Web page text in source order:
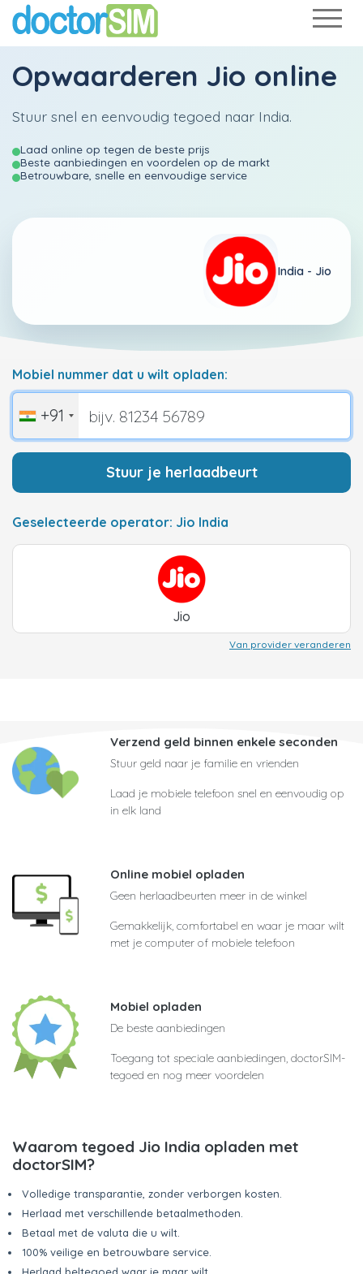
Opwaarderen Jio online
Stuur snel en eenvoudig tegoed naar India.
Laad online op tegen de beste prijs
Beste aanbiedingen en voordelen op de markt
Betrouwbare, snelle en eenvoudige service
India - Jio
Mobiel nummer dat u wilt opladen:
+91
Stuur je herlaadbeurt
Geselecteerde operator: Jio India
Jio
Van provider veranderen
Verzend geld binnen enkele seconden
Stuur geld naar je familie en vrienden
Laad je mobiele telefoon snel en eenvoudig op
in elk land
Online mobiel opladen
Geen herlaadbeurten meer in de winkel
Gemakkelijk, comfortabel en waar je maar wilt
met je computer of mobiele telefoon
Mobiel opladen
De beste aanbiedingen
Toegang tot speciale aanbiedingen, doctorSIM-
tegoed en nog meer voordelen
Waarom tegoed Jio India opladen met
doctorSIM?
Volledige transparantie, zonder verborgen kosten.
Herlaad met verschillende betaalmethoden.
Betaal met de valuta die u wilt.
100% veilige en betrouwbare service.